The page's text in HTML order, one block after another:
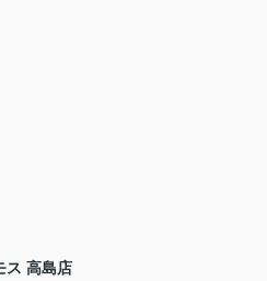
ス 高島店